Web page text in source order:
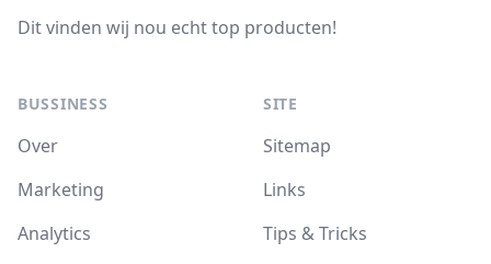
Dit vinden wij nou echt top producten!
BUSSINESS
Over
Marketing
Analytics
SITE
Sitemap
Links
Tips & Tricks